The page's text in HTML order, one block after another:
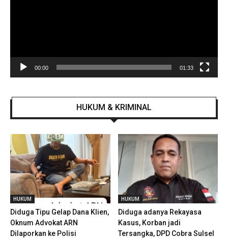
00:00 01:33
HUKUM & KRIMINAL
HUKUM
Diduga Tipu Gelap Dana Klien,
Oknum Advokat ARN
Dilaporkan ke Polisi
HUKUM
Diduga adanya Rekayasa
Kasus, Korban jadi
Tersangka, DPD Cobra Sulsel